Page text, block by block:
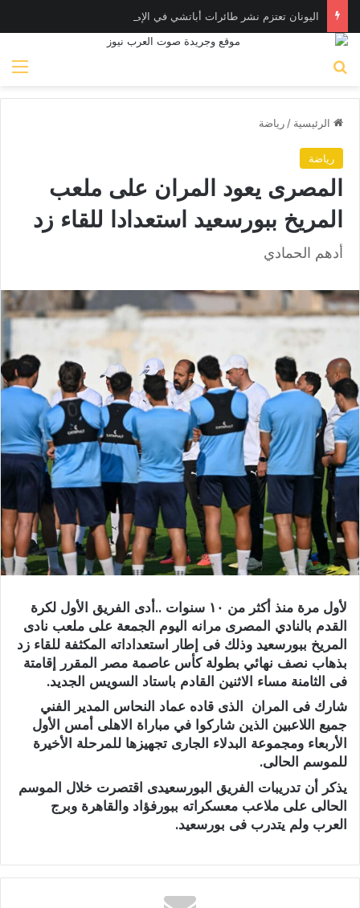
اليونان تعتزم نشر طائرات أباتشي في الإمارات لصيد المسـيّرات
الرئيسية / رياضة
رياضة
المصرى يعود المران على ملعب
المريخ ببورسعيد استعدادا للقاء زد
أدهم الحمادي
لأول مرة منذ أكثر من ١٠ سنوات ..أدى الفريق الأول لكرة
القدم بالنادي المصرى مرانه اليوم الجمعة على ملعب نادى
المريخ ببورسعيد وذلك فى إطار استعداداته المكثفة للقاء زد
بذهاب نصف نهائي بطولة كأس عاصمة مصر المقرر إقامتة
فى الثامنة مساء الاثنين القادم باستاد السويس الجديد.
شارك فى المران الذى قاده عماد النحاس المدير الفني
جميع اللاعبين الذين شاركوا في مباراة الاهلى أمس الأول
الأربعاء ومجموعة البدلاء الجارى تجهيزها للمرحلة الأخيرة
للموسم الحالى.
يذكر أن تدريبات الفريق البورسعيدى اقتصرت خلال الموسم
الحالى على ملاعب معسكراته ببورفؤاد والقاهرة وبرج
العرب ولم يتدرب فى بورسعيد.